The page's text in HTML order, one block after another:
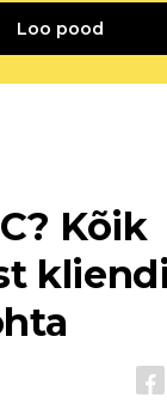
Loo pood
Kõik